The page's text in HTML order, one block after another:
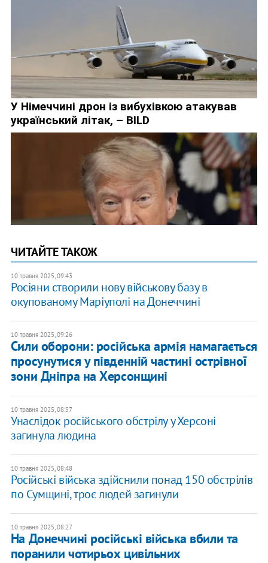
ЧИТАЙТЕ ТАКОЖ
10 травня 2025, 09:43
Росіяни створили нову військову базу в
окупованому Маріуполі на Донеччині
10 травня 2025, 09:26
Сили оборони: російська армія намагається
просунутися у південній частині острівної
зони Дніпра на Херсонщині
10 травня 2025, 08:57
Унаслідок російського обстрілу у Херсоні
загинула людина
10 травня 2025, 08:48
Російські війська здійснили понад 150 обстрілів
по Сумщині, троє людей загинули
10 травня 2025, 08:27
На Донеччині російські війська вбили та
поранили чотирьох цивільних